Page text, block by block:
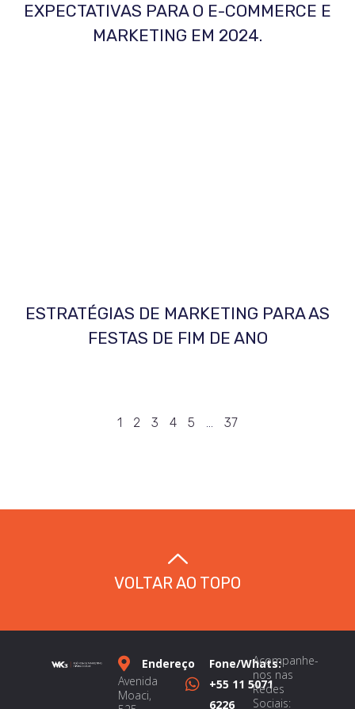
EXPECTATIVAS PARA O E-COMMERCE E
MARKETING EM 2024.
ESTRATÉGIAS DE MARKETING PARA AS
FESTAS DE FIM DE ANO
1 2 3 4 5 … 37
VOLTAR AO TOPO
Endereço
Avenida
Moaci,
Fone/Whats:
+55 11 5071
6226
Acompanhe-
nos nas
Redes
Sociais: